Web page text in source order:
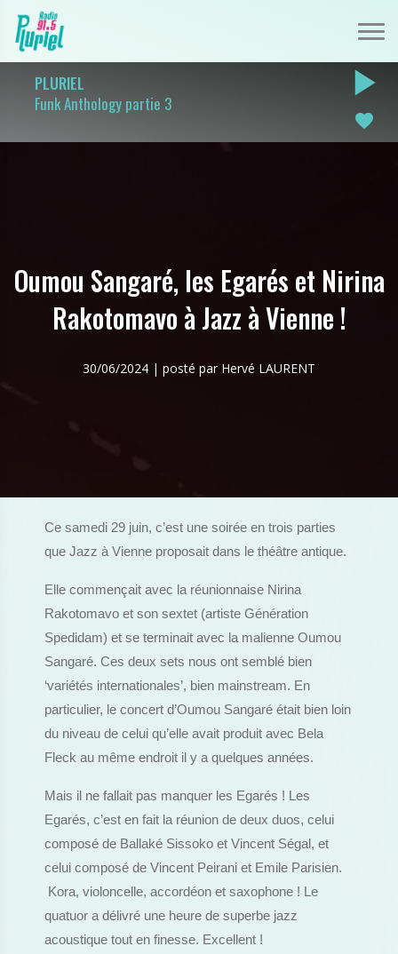
PLURIEL
Funk Anthology partie 3
play_arrow
favorite
Oumou Sangaré, les Egarés et Nirina
Rakotomavo à Jazz à Vienne !
30/06/2024 | posté par Hervé LAURENT
Ce samedi 29 juin, c’est une soirée en trois parties
que Jazz à Vienne proposait dans le théâtre antique.
Elle commençait avec la réunionnaise Nirina
Rakotomavo et son sextet (artiste Génération
Spedidam) et se terminait avec la malienne Oumou
Sangaré. Ces deux sets nous ont semblé bien
‘variétés internationales’, bien mainstream. En
particulier, le concert d’Oumou Sangaré était bien loin
du niveau de celui qu’elle avait produit avec Bela
Fleck au même endroit il y a quelques années.
Mais il ne fallait pas manquer les Egarés ! Les
Egarés, c’est en fait la réunion de deux duos, celui
composé de Ballaké Sissoko et Vincent Ségal, et
celui composé de Vincent Peirani et Emile Parisien.
Kora, violoncelle, accordéon et saxophone ! Le
quatuor a délivré une heure de superbe jazz
acoustique tout en finesse. Excellent !